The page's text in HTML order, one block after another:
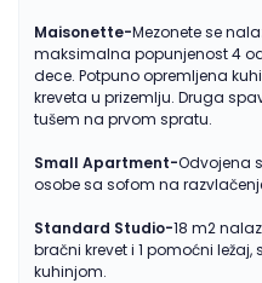
Maisonette-Mezonete se
maksimalna popunjenost 4
dece. Potpuno opremljena
kreveta u prizemlju. Druga
tušem na prvom spratu.
Small Apartment-Odvojena
osobe sa sofom na
Standard Studio-18 m2
bračni krevet i 1 pomoćni
kuhinjom.